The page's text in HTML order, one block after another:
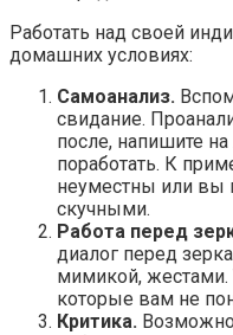
Работать над своей
домашних условиях:
Самоанализ.
свидание.
после, напишите
поработать. К
неуместны или вы
скучными.
Работа перед
диалог перед
мимикой, жестами.
которые вам не
Критика.